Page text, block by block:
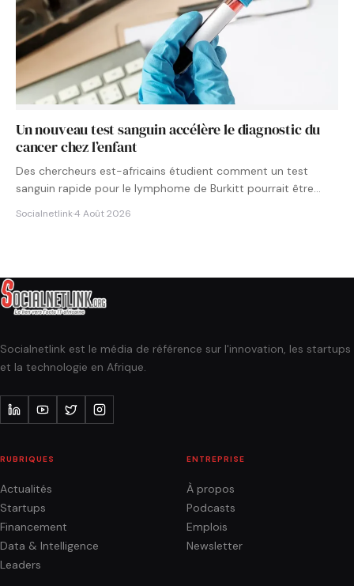
Un nouveau test sanguin accélère le diagnostic du
cancer chez l’enfant
Des chercheurs est-africains étudient comment un test
sanguin rapide pour le lymphome de Burkitt pourrait être
Socialnetlink·4 Août 2026
Socialnetlink est le média de référence sur l'innovation, les startups
et la technologie en Afrique.
RUBRIQUES
Actualités
Startups
Financement
Data & Intelligence
Leaders
ENTREPRISE
À propos
Podcasts
Emplois
Newsletter